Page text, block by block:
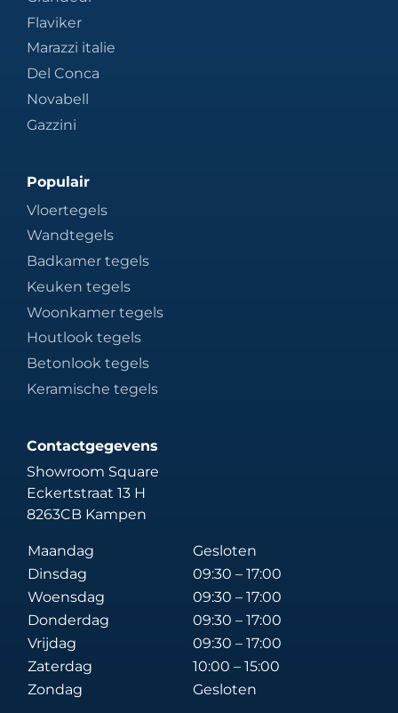
Flaviker
Marazzi italie
Del Conca
Novabell
Gazzini
Populair
Vloertegels
Wandtegels
Badkamer tegels
Keuken tegels
Woonkamer tegels
Houtlook tegels
Betonlook tegels
Keramische tegels
Contactgegevens
Showroom Square
Eckertstraat 13 H
8263CB Kampen
Maandag
Gesloten
Dinsdag
09:30 – 17:00
Woensdag
09:30 – 17:00
Donderdag
09:30 – 17:00
Vrijdag
09:30 – 17:00
Zaterdag
10:00 – 15:00
Zondag
Gesloten